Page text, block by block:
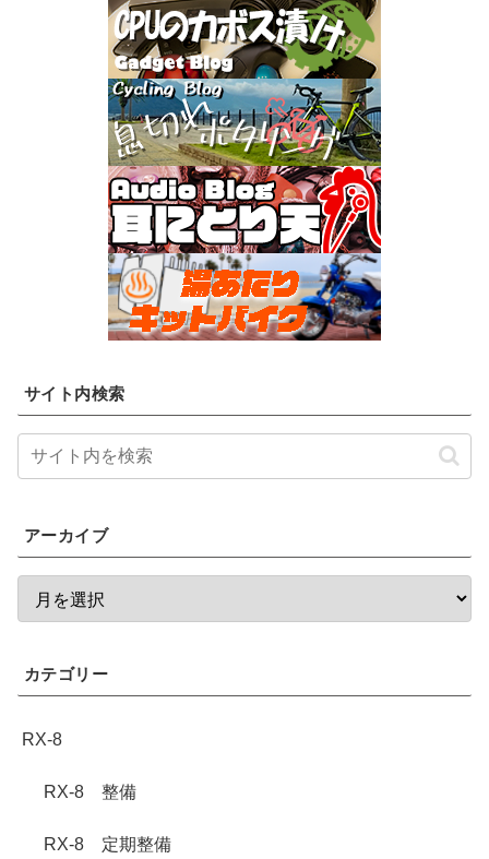
サイト内検索
アーカイブ
カテゴリー
RX-8
RX-8 整備
RX-8 定期整備